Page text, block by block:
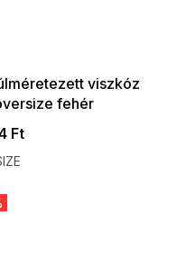
viszkóz
fehér
Ft